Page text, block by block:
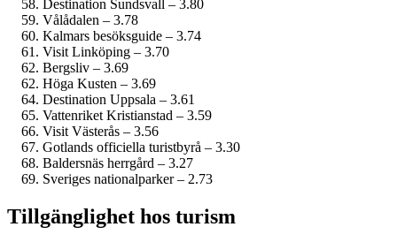
Destination Sundsvall – 3.80
Vålådalen – 3.78
Kalmars besöksguide – 3.74
Visit Linköping – 3.70
Bergsliv – 3.69
Höga Kusten – 3.69
Destination Uppsala – 3.61
Vattenriket Kristianstad – 3.59
Visit Västerås – 3.56
Gotlands officiella turistbyrå – 3.30
Baldersnäs herrgård – 3.27
Sveriges nationalparker – 2.73
Tillgänglighet hos turism